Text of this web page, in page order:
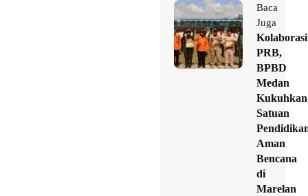
Baca
Juga
Kolaborasi
PRB,
BPBD
Medan
Kukuhkan
Satuan
Aman
Bencana
di
Marelan